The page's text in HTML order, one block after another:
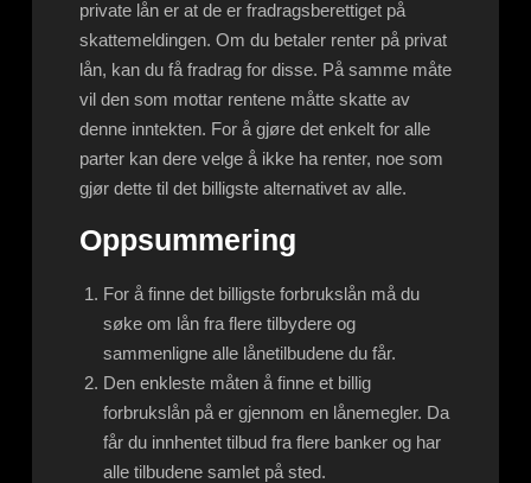
private lån er at de er fradragsberettiget på
skattemeldingen. Om du betaler renter på privat
lån, kan du få fradrag for disse. På samme måte
vil den som mottar rentene måtte skatte av
denne inntekten. For å gjøre det enkelt for alle
parter kan dere velge å ikke ha renter, noe som
gjør dette til det billigste alternativet av alle.
Oppsummering
For å finne det billigste forbrukslån må du
søke om lån fra flere tilbydere og
sammenligne alle lånetilbudene du får.
Den enkleste måten å finne et billig
forbrukslån på er gjennom en lånemegler. Da
får du innhentet tilbud fra flere banker og har
alle tilbudene samlet på sted.